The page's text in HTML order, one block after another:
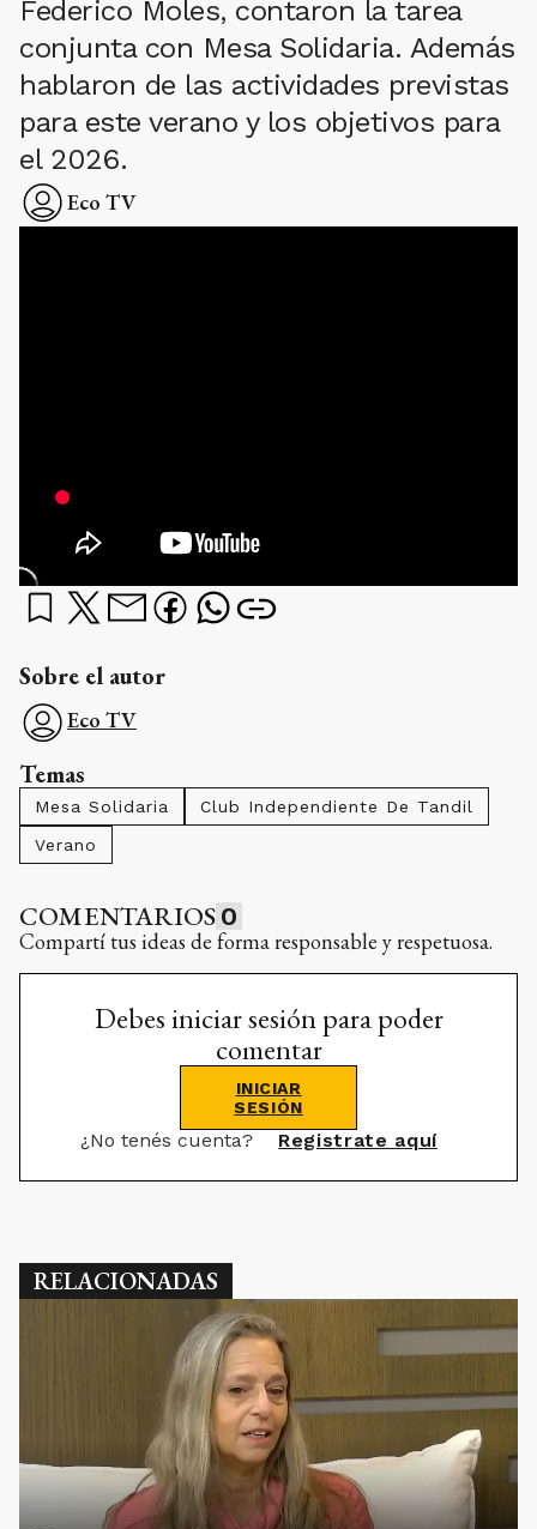
Federico Moles, contaron la tarea
conjunta con Mesa Solidaria. Además
hablaron de las actividades previstas
para este verano y los objetivos para
el 2026.
Eco TV
Sobre el autor
Eco TV
Temas
Mesa Solidaria
Club Independiente De Tandil
Verano
COMENTARIOS 0
Compartí tus ideas de forma responsable y respetuosa.
Debes iniciar sesión para poder
comentar
INICIAR
SESIÓN
¿No tenés cuenta? Registrate aquí
RELACIONADAS